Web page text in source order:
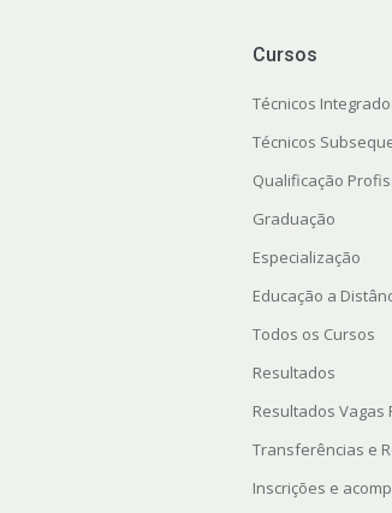
Cursos
Técnicos
Técnicos
Qualificação
Graduação
Especialização
Educação a
Todos os Cursos
Resultados
Resultados Vagas
Transferências e
Inscrições e